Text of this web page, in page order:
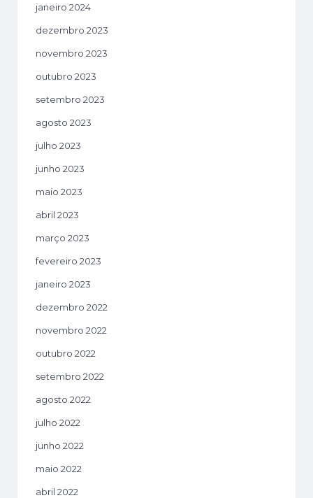
janeiro 2024
dezembro 2023
novembro 2023
outubro 2023
setembro 2023
agosto 2023
julho 2023
junho 2023
maio 2023
abril 2023
março 2023
fevereiro 2023
janeiro 2023
dezembro 2022
novembro 2022
outubro 2022
setembro 2022
agosto 2022
julho 2022
junho 2022
maio 2022
abril 2022